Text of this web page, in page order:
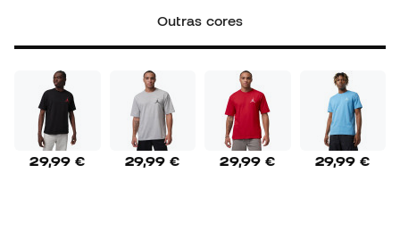
Outras cores
29,99 € 29,99 € 29,99 € 29,99 €